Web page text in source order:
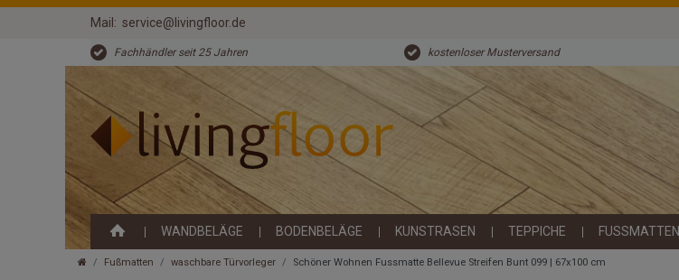
Mail: service@livingfloor.de
Fachhändler seit 25 Jahren kostenloser Musterversand
WANDBELÄGE BODENBELÄGE KUNSTRASEN TEPPICHE FUSSMATTEN
Fußmatten waschbare Türvorleger Schöner Wohnen Fussmatte Bellevue Streifen Bunt 099 | 67x100 cm